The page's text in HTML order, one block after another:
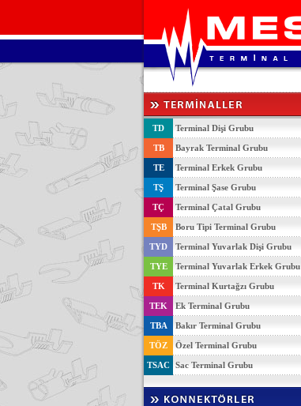
TD Terminal Dişi Grubu
TB Bayrak Terminal Grubu
TE Terminal Erkek Grubu
TŞ Terminal Şase Grubu
TÇ Terminal Çatal Grubu
TŞB Boru Tipi Terminal Grubu
TYD Terminal Yuvarlak Dişi Grubu
TYE Terminal Yuvarlak Erkek Grubu
TK Terminal Kurtağzı Grubu
TEK Ek Terminal Grubu
TBA Bakır Terminal Grubu
TÖZ Özel Terminal Grubu
TSAC Sac Terminal Grubu